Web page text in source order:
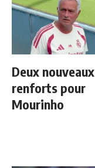
Deux nouveaux
renforts pour
Mourinho